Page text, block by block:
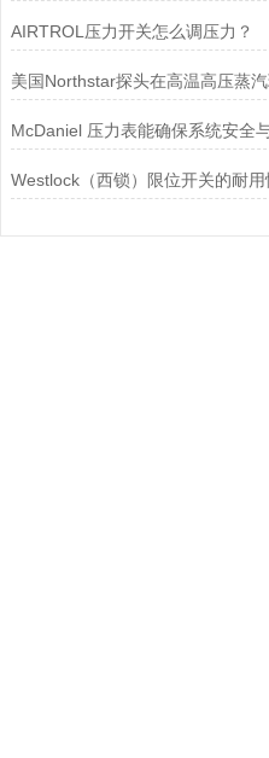
AIRTROL压力开关怎么调压力？